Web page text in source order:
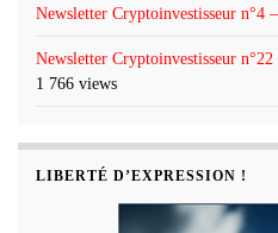
Newsletter Cryptoinvestisseur n°4
Newsletter Cryptoinvestisseur
1 766 views
LIBERTÉ D’EXPRESSION !